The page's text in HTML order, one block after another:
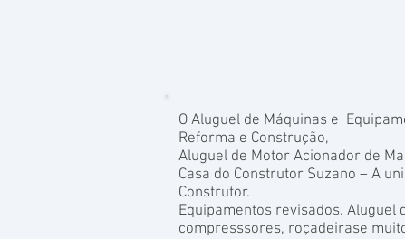
O Aluguel de Máquinas e
Reforma e Construção,
Aluguel de Motor Acionador de
Casa do Construtor Suzano – A
Construtor.
Equipamentos revisados.
compresssores, roçadeirase